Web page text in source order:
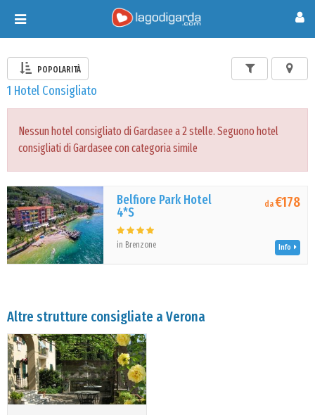
Toggle
navigation
POPOLARITÀ
1 Hotel Consigliato
Nessun hotel consigliato di Gardasee a 2 stelle. Seguono hotel
consigliati di Gardasee con categoria simile
Belfiore Park Hotel
4*S
in Brenzone
da€178
Info
Altre strutture consigliate a Verona